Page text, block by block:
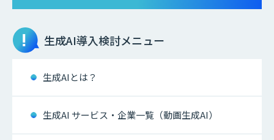
生成AI導入検討メニュー
生成AIとは？
生成AI サービス・企業一覧（動画生成AI）